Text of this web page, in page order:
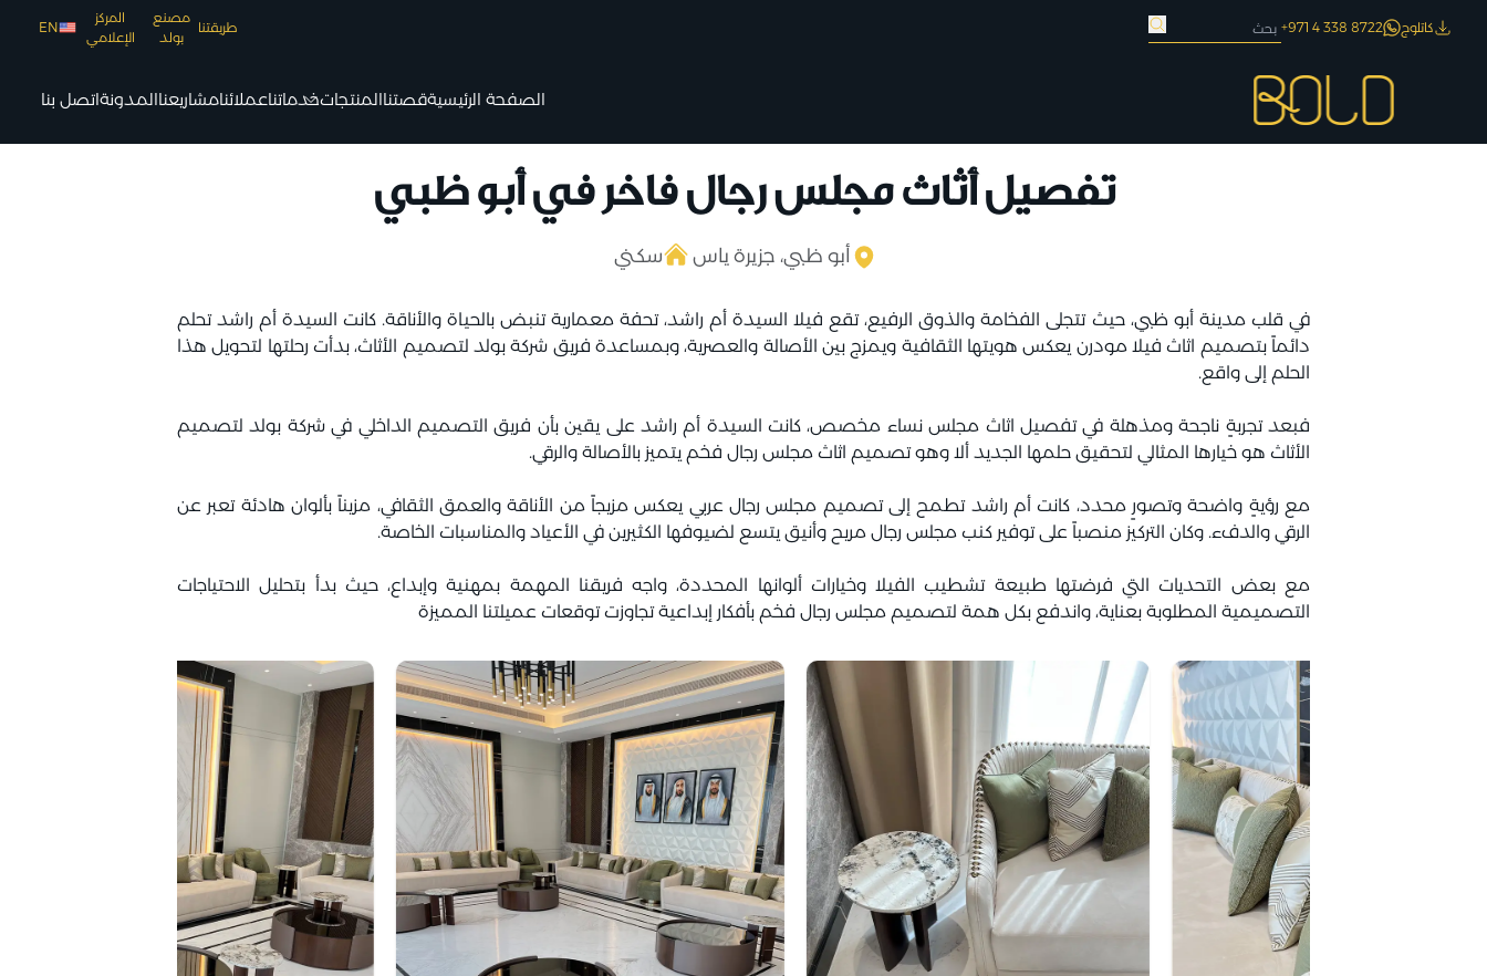
كاتلوج 8722 338 4 971+ طريقتنا
مصنع
بولد
المركز
الإعلامي
EN
الصفحة الرئيسيةقصتناالمنتجاتخدماتناعملائنامشاريعناالمدونةاتصل بنا
تفصيل أثاث مجلس رجال فاخر في أبو ظبي
أبو ظبي، جزيرة ياس سكني
في قلب مدينة أبو ظبي، حيث تتجلى الفخامة والذوق الرفيع، تقع فيلا السيدة أم راشد، تحفة معمارية تنبض بالحياة والأناقة. كانت السيدة أم راشد تحلم
دائماً بتصميم اثاث فيلا مودرن يعكس هويتها الثقافية ويمزج بين الأصالة والعصرية، وبمساعدة فريق شركة بولد لتصميم الأثاث، بدأت رحلتها لتحويل هذا
الحلم إلى واقع.
فبعد تجربةٍ ناجحة ومذهلة في تفصيل اثاث مجلس نساء مخصص، كانت السيدة أم راشد على يقين بأن فريق التصميم الداخلي في شركة بولد لتصميم
الأثاث هو خيارها المثالي لتحقيق حلمها الجديد ألا وهو تصميم اثاث مجلس رجال فخم يتميز بالأصالة والرقي.
مع رؤيةٍ واضحة وتصورٍ محدد، كانت أم راشد تطمح إلى تصميم مجلس رجال عربي يعكس مزيجاً من الأناقة والعمق الثقافي، مزيناً بألوان هادئة تعبر عن
الرقي والدفء. وكان التركيز منصباً على توفير كنب مجلس رجال مريح وأنيق يتسع لضيوفها الكثيرين في الأعياد والمناسبات الخاصة.
مع بعض التحديات التي فرضتها طبيعة تشطيب الفيلا وخيارات ألوانها المحددة، واجه فريقنا المهمة بمهنية وإبداع، حيث بدأ بتحليل الاحتياجات
التصميمية المطلوبة بعناية، واندفع بكل همة لتصميم مجلس رجال فخم بأفكار إبداعية تجاوزت توقعات عميلتنا المميزة